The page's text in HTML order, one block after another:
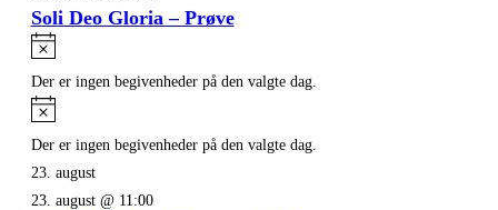
Soli Deo Gloria – Prøve
Notice
Der er ingen begivenheder på den valgte dag.
Notice
Der er ingen begivenheder på den valgte dag.
23. august
23. august @ 11:00